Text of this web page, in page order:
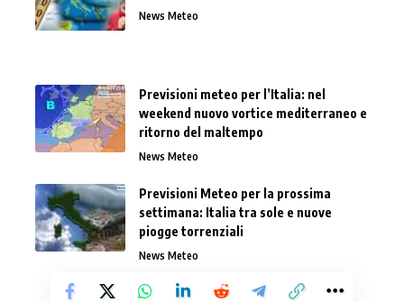
News Meteo
Previsioni meteo per l’Italia: nel
weekend nuovo vortice mediterraneo e
ritorno del maltempo
News Meteo
Previsioni Meteo per la prossima
settimana: Italia tra sole e nuove
piogge torrenziali
News Meteo